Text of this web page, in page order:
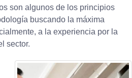
son algunos de los principios
buscando la máxima
a la experiencia por la
sector.